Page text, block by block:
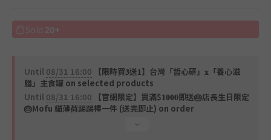
Sold 20+
Until 08/31 16:00 【限時買𝟑送𝟏】台灣「哲心研」𝐱「養心滋
膳」主食罐 on selected products
Until 08/31 16:00 【官網限定】買滿$𝟏𝟎𝟎𝟎即送🎂店長生日限定
🎂Mofu 貓薄荷踢踢棒一件 (送完即止) on order